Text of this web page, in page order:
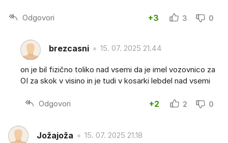
Odgovori +3 3 0
brezcasni 15. 07. 2025 21.44
on je bil fizično toliko nad vsemi da je imel vozovnico za
OI za skok v visino in je tudi v kosarki lebdel nad vsemi
Odgovori +2 2 0
Jožajoža 15. 07. 2025 21.18